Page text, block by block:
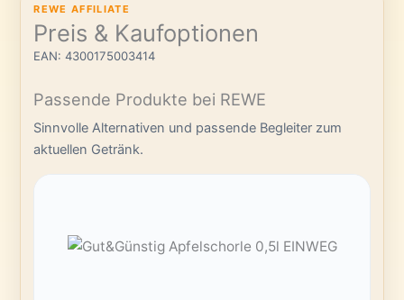
REWE AFFILIATE
Preis & Kaufoptionen
EAN: 4300175003414
Passende Produkte bei REWE
Sinnvolle Alternativen und passende Begleiter zum
aktuellen Getränk.